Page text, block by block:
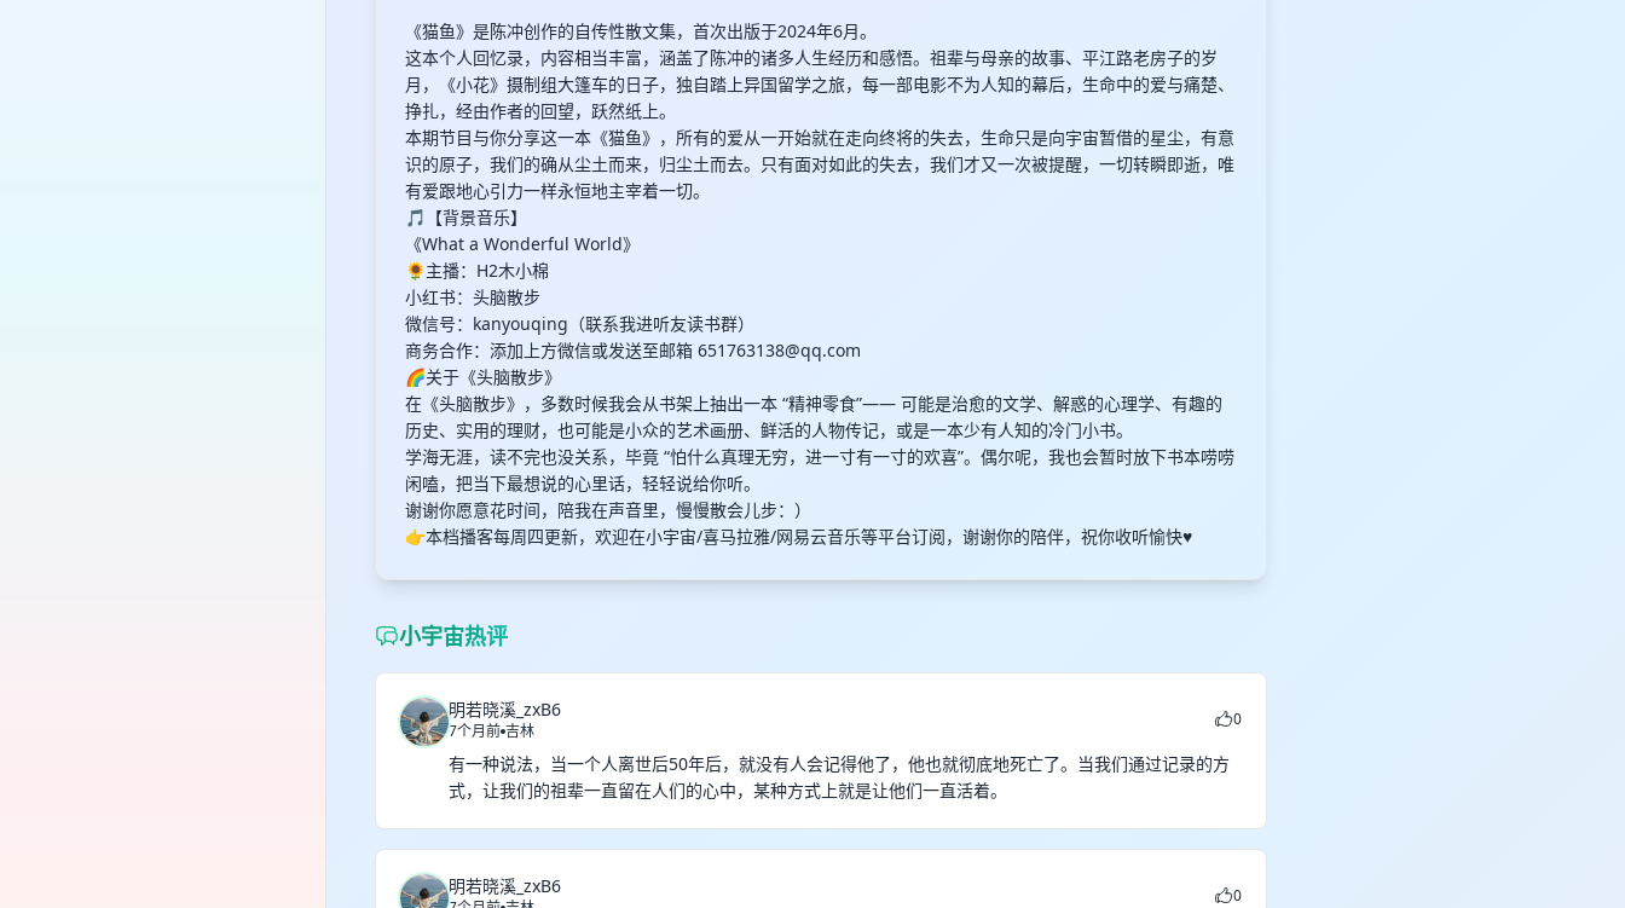
《猫鱼》是陈冲创作的自传性散文集，首次出版于2024年6月。
这本个人回忆录，内容相当丰富，涵盖了陈冲的诸多人生经历和感悟。祖辈与母亲的故事、平江路老房子的岁
月，《小花》摄制组大篷车的日子，独自踏上异国留学之旅，每一部电影不为人知的幕后，生命中的爱与痛楚、
挣扎，经由作者的回望，跃然纸上。
本期节目与你分享这一本《猫鱼》，所有的爱从一开始就在走向终将的失去，生命只是向宇宙暂借的星尘，有意
识的原子，我们的确从尘土而来，归尘土而去。只有面对如此的失去，我们才又一次被提醒，一切转瞬即逝，唯
有爱跟地心引力一样永恒地主宰着一切。
🎵【背景音乐】
《What a Wonderful World》
🌻主播：H2木小棉
小红书：头脑散步
微信号：kanyouqing（联系我进听友读书群）
商务合作：添加上方微信或发送至邮箱 651763138@qq.com
🌈关于《头脑散步》
在《头脑散步》，多数时候我会从书架上抽出一本 “精神零食”—— 可能是治愈的文学、解惑的心理学、有趣的
历史、实用的理财，也可能是小众的艺术画册、鲜活的人物传记，或是一本少有人知的冷门小书。​
学海无涯，读不完也没关系，毕竟 “怕什么真理无穷，进一寸有一寸的欢喜”。偶尔呢，我也会暂时放下书本唠唠
闲嗑，把当下最想说的心里话，轻轻说给你听。​
谢谢你愿意花时间，陪我在声音里，慢慢散会儿步：）
👉本档播客每周四更新，欢迎在小宇宙/喜马拉雅/网易云音乐等平台订阅，谢谢你的陪伴，祝你收听愉快♥️
小宇宙热评
明若晓溪_zxB6
7个月前 吉林
0
有一种说法，当一个人离世后50年后，就没有人会记得他了，他也就彻底地死亡了。当我们通过记录的方
式，让我们的祖辈一直留在人们的心中，某种方式上就是让他们一直活着。
明若晓溪_zxB6 0